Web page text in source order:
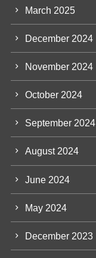
March 2025
December 2024
November 2024
October 2024
September 2024
August 2024
June 2024
May 2024
December 2023